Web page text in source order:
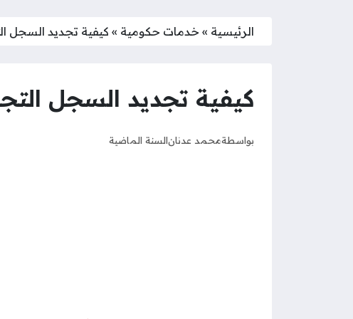
الرئيسية » خدمات حكومية » كيفية تجديد السجل
كيفية تجديد السجل
بواسطةمحمد عدنانالسنة الماضية